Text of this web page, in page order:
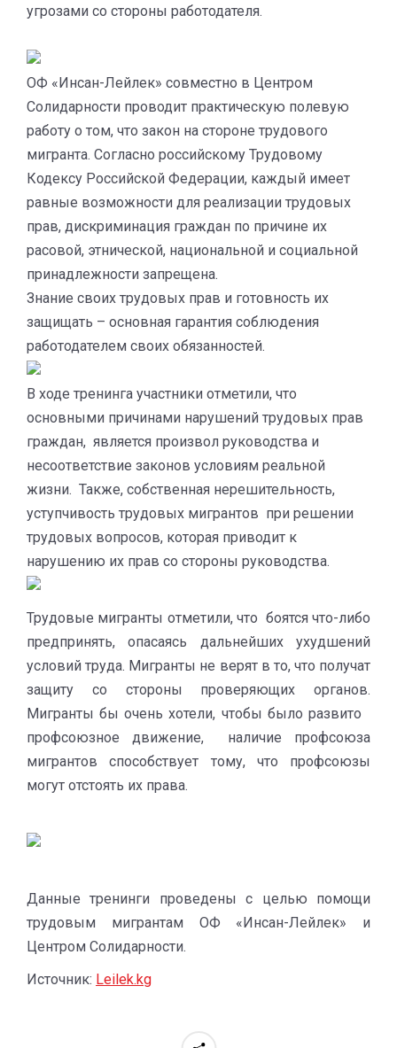
угрозами со стороны работодателя.
ОФ «Инсан-Лейлек» совместно в Центром
Солидарности проводит практическую полевую
работу о том, что закон на стороне трудового
мигранта. Согласно российскому Трудовому
Кодексу Российской Федерации, каждый имеет
равные возможности для реализации трудовых
прав, дискриминация граждан по причине их
расовой, этнической, национальной и социальной
принадлежности запрещена.
Знание своих трудовых прав и готовность их
защищать – основная гарантия соблюдения
работодателем своих обязанностей.
В ходе тренинга участники отметили, что
основными причинами нарушений трудовых прав
граждан, является произвол руководства и
несоответствие законов условиям реальной
жизни. Также, собственная нерешительность,
уступчивость трудовых мигрантов при решении
трудовых вопросов, которая приводит к
нарушению их прав со стороны руководства.
Трудовые мигранты отметили, что боятся что-либо
предпринять, опасаясь дальнейших ухудшений
условий труда. Мигранты не верят в то, что получат
защиту со стороны проверяющих органов.
Мигранты бы очень хотели, чтобы было развито
профсоюзное движение, наличие профсоюза
мигрантов способствует тому, что профсоюзы
могут отстоять их права.
Данные тренинги проведены с целью помощи
трудовым мигрантам ОФ «Инсан-Лейлек» и
Центром Солидарности.
Источник: Leilek.kg